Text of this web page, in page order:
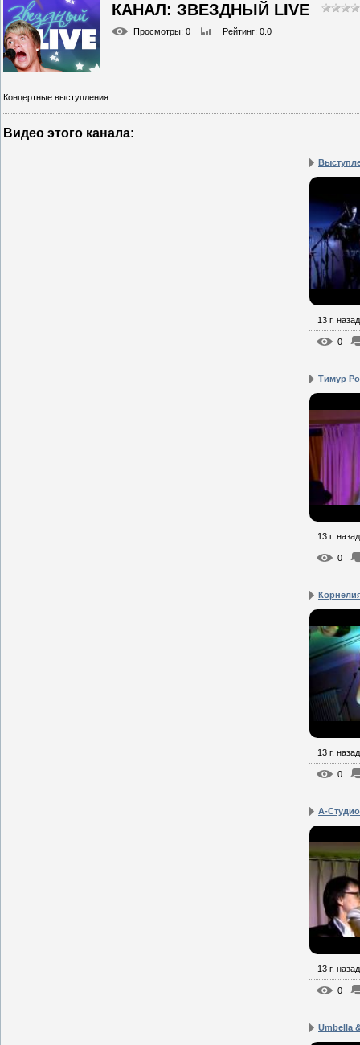
КАНАЛ: ЗВЕЗДНЫЙ LIVE
Просмотры: 0 Рейтинг: 0.0
Концертные выступления.
Видео этого канала:
13 г. назад
0
Тимур
13 г. назад
0
13 г. назад
0
А-
13 г. назад
0
Umbella